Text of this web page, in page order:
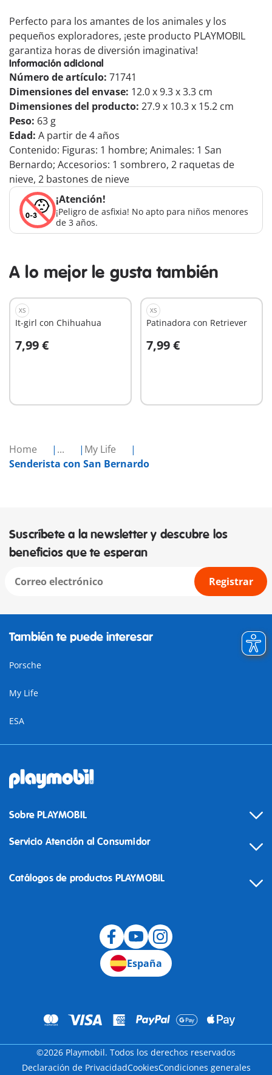
Home ...
My Life
Senderista con San Bernardo
Perfecto para los amantes de los animales y los
pequeños exploradores, ¡este producto PLAYMOBIL
garantiza horas de diversión imaginativa!
Información adicional
Número de artículo: 71741
Dimensiones del envase: 12.0 x 9.3 x 3.3 cm
Dimensiones del producto: 27.9 x 10.3 x 15.2 cm
Peso: 63 g
Edad: A partir de 4 años
Contenido: Figuras: 1 hombre; Animales: 1 San
Bernardo; Accesorios: 1 sombrero, 2 raquetas de
nieve, 2 bastones de nieve
¡Atención!
¡Peligro de asfixia! No apto para niños menores
de 3 años.
A lo mejor le gusta también
XS
It-girl con Chihuahua
7,99 €
A la cesta
XS
Patinadora con Retriever
7,99 €
A la cesta
Suscríbete a la newsletter y descubre los
beneficios que te esperan
Registrar
También te puede interesar
Porsche
My Life
ESA
Sobre PLAYMOBIL
Servicio Atención al Consumidor
Catálogos de productos PLAYMOBIL
España
©2026 Playmobil. Todos los derechos reservados
Declaración de PrivacidadCookiesCondiciones generales